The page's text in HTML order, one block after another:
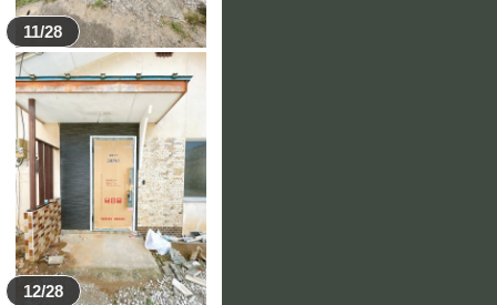
11/28
12/28